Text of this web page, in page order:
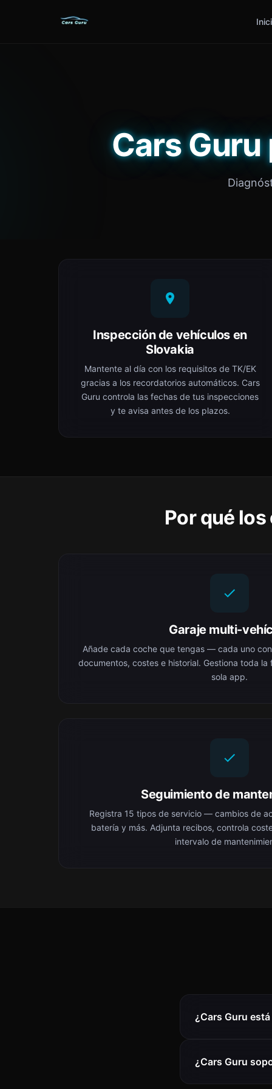
Cars
Inspección de vehículos en
Slovakia
Mantente al día con los requisitos de TK/EK
gracias a los recordatorios automáticos. Cars
Guru controla las fechas de tus inspecciones
y te avisa antes de los plazos.
Por qué
Garaje multi-
Añade cada coche que tengas — cada uno
documentos, costes e historial. Gestiona toda
sola app.
Seguimiento de
Registra 15 tipos de servicio — cambios de
batería y más. Adjunta recibos, controla
intervalo de
¿Cars Guru
¿Cars Guru